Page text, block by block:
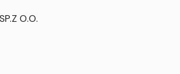
O.O.